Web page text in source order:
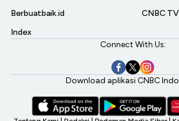
Berbuatbaik.id
Index
CNBC TV
Connect With Us:
Download aplikasi CNBC